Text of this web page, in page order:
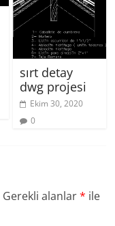
sırt detay
dwg projesi
Ekim 30, 2020
0
Gerekli alanlar* ile